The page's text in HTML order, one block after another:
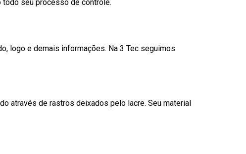
todo seu processo de controle.
logo e demais informações. Na 3 Tec seguimos
através de rastros deixados pelo lacre. Seu material